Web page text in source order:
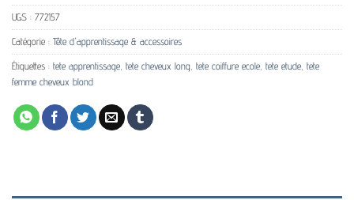
UGS : 772157
Catégorie : Tête d'apprentissage & accessoires
Étiquettes : tete apprentissage tete cheveux long tete coiffure ecole tete etude tete
femme cheveux blond